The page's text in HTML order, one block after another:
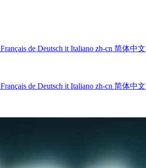
Français de Deutsch it Italiano zh-cn 简体中文
Français de Deutsch it Italiano zh-cn 简体中文